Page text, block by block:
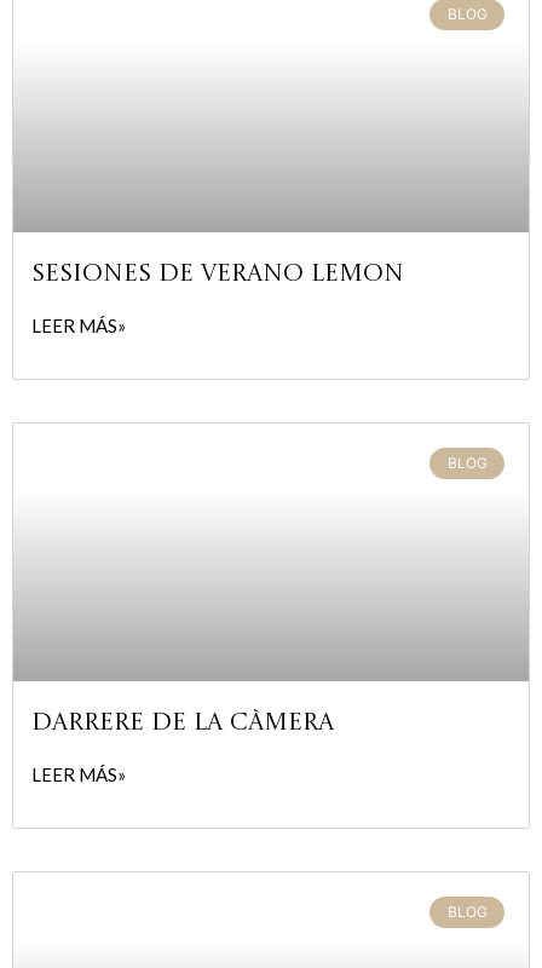
BLOG
Sesiones de verano Lemon
LEER MÁS»
BLOG
Darrere de la càmera
LEER MÁS»
BLOG